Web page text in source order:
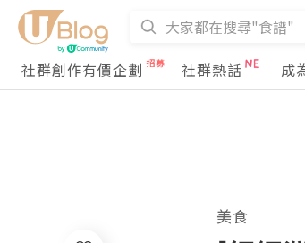
社群創作有價企劃
社群熱話 成
美食